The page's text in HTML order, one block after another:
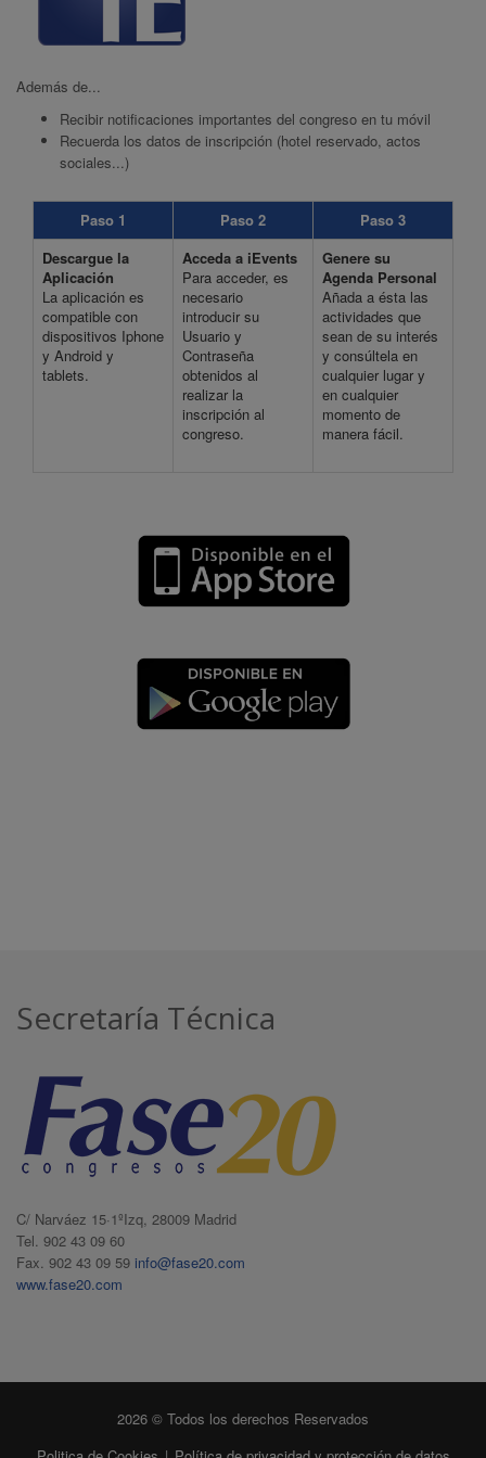
Además de...
Recibir notificaciones importantes del congreso en tu móvil
Recuerda los datos de inscripción (hotel reservado, actos
sociales...)
Paso 1 Paso 2
Paso 3
Descargue la
Aplicación
La aplicación es
compatible con
dispositivos Iphone
y Android y
tablets.
Acceda a iEvents
Para acceder, es
necesario
introducir su
Usuario y
Contraseña
obtenidos al
realizar la
inscripción al
congreso.
Genere su
Agenda Personal
Añada a ésta las
actividades que
sean de su interés
y consúltela en
cualquier lugar y
en cualquier
momento de
manera fácil.
Secretaría Técnica
C/ Narváez 15·1ºIzq, 28009 Madrid
Tel. 902 43 09 60
Fax. 902 43 09 59 info@fase20.com
www.fase20.com
2026 © Todos los derechos Reservados